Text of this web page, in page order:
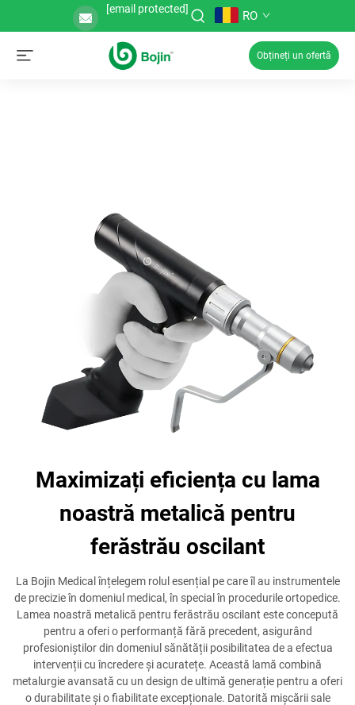
[email protected] RO
Obțineți un ofertă
Maximizați eficiența cu lama
noastră metalică pentru
ferăstrău oscilant
La Bojin Medical înțelegem rolul esențial pe care îl au instrumentele
de precizie în domeniul medical, în special în procedurile ortopedice.
Lamea noastră metalică pentru ferăstrău oscilant este concepută
pentru a oferi o performanță fără precedent, asigurând
profesioniștilor din domeniul sănătății posibilitatea de a efectua
intervenții cu încredere și acuratețe. Această lamă combină
metalurgie avansată cu un design de ultimă generație pentru a oferi
o durabilitate și o fiabilitate excepționale. Datorită mișcării sale